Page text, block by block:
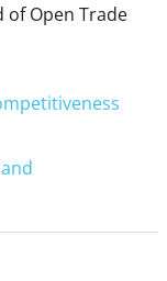
of Open Trade